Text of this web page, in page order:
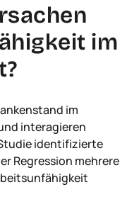
im
im
interagieren
identifizierte
Regression mehrere